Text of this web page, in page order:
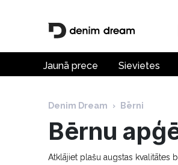
Jaunā prece Sievietes
Denim Dream › Bērni
Bērnu
Atklājiet plašu augstas kvalitātes